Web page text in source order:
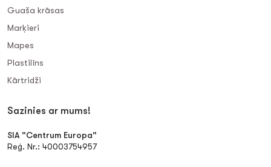
Guaša krāsas
Marķieri
Mapes
Plastilīns
Kārtridži
Sazinies ar mums!
SIA "Centrum Europa"
Reģ. Nr.: 40003754957